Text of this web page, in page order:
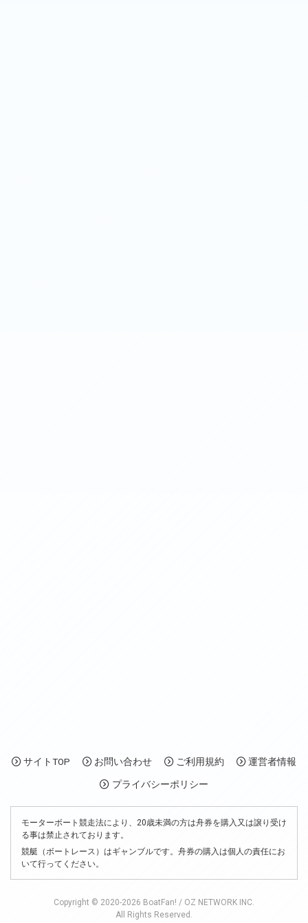
サイトTOP お問い合わせ ご利用規約 運営者情報
プライバシーポリシー
モーターボート競走法により、20歳未満の方は舟券を購入又は譲り受け
る事は禁止されております。
競艇（ボートレース）はギャンブルです。舟券の購入は個人の責任にお
いて行ってください。
Copyright © 2020-2026 BoatFan! / OZ NETWORK INC.
All Rights Reserved.